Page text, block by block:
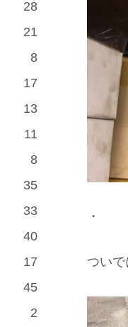
・
つい
28
21
8
17
13
11
8
35
33
40
17
45
2